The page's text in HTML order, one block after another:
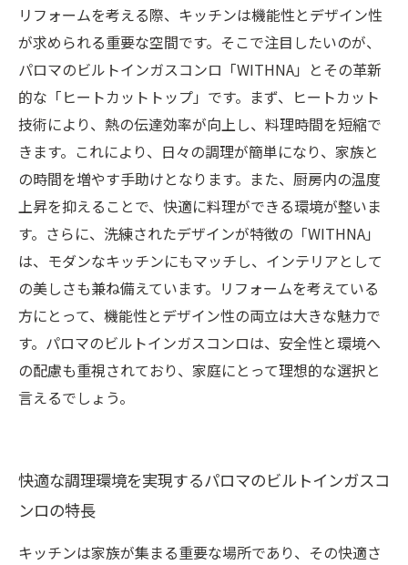
リフォームを考える際、キッチンは機能性とデザイン性
が求められる重要な空間です。そこで注目したいのが、
パロマのビルトインガスコンロ「WITHNA」とその革新
的な「ヒートカットトップ」です。まず、ヒートカット
技術により、熱の伝達効率が向上し、料理時間を短縮で
きます。これにより、日々の調理が簡単になり、家族と
の時間を増やす手助けとなります。また、厨房内の温度
上昇を抑えることで、快適に料理ができる環境が整いま
す。さらに、洗練されたデザインが特徴の「WITHNA」
は、モダンなキッチンにもマッチし、インテリアとして
の美しさも兼ね備えています。リフォームを考えている
方にとって、機能性とデザイン性の両立は大きな魅力で
す。パロマのビルトインガスコンロは、安全性と環境へ
の配慮も重視されており、家庭にとって理想的な選択と
言えるでしょう。
快適な調理環境を実現するパロマのビルトインガスコ
ンロの特長
キッチンは家族が集まる重要な場所であり、その快適さ